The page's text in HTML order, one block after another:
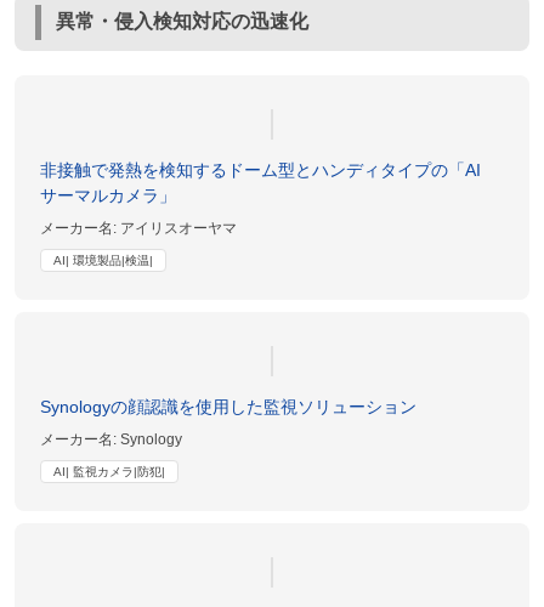
異常・侵入検知対応の迅速化
非接触で発熱を検知するドーム型とハンディタイプの「AI
サーマルカメラ」
メーカー名: アイリスオーヤマ
AI| 環境製品|検温|
Synologyの顔認識を使用した監視ソリューション
メーカー名:Synology
AI| 監視カメラ|防犯|